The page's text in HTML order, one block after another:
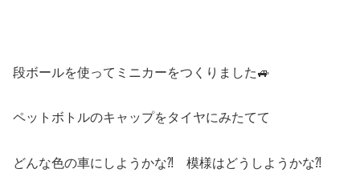
段ボールを使ってミニカーをつくりました🚙
ペットボトルのキャップをタイヤにみたてて
どんな色の車にしようかな⁈ 模様はどうしようかな⁈